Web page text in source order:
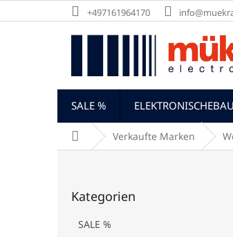
Inhalt
+497161964170
SALE %
StartseiteVerkaufte Marken
überspringen
Kategorien
SALE %